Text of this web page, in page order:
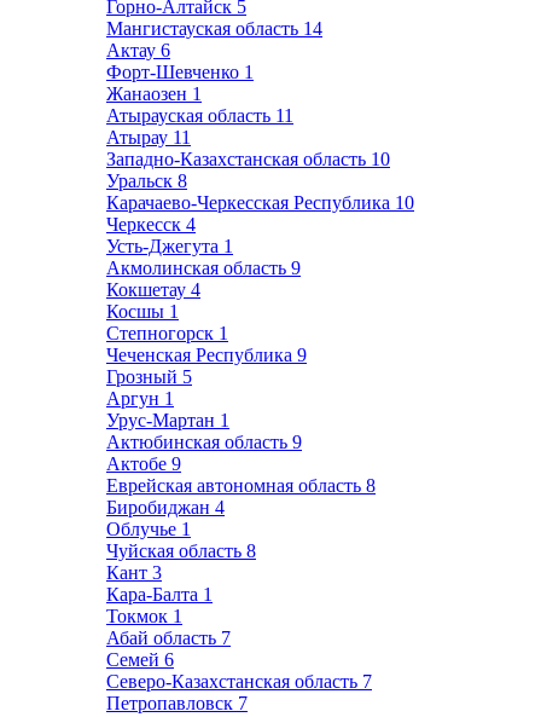
Горно-Алтайск 5
Мангистауская область 14
Актау 6
Форт-Шевченко 1
Жанаозен 1
Атырауская область 11
Атырау 11
Западно-Казахстанская область 10
Уральск 8
Карачаево-Черкесская Республика 10
Черкесск 4
Усть-Джегута 1
Акмолинская область 9
Кокшетау 4
Косшы 1
Степногорск 1
Чеченская Республика 9
Грозный 5
Аргун 1
Урус-Мартан 1
Актюбинская область 9
Актобе 9
Еврейская автономная область 8
Биробиджан 4
Облучье 1
Чуйская область 8
Кант 3
Кара-Балта 1
Токмок 1
Абай область 7
Семей 6
Северо-Казахстанская область 7
Петропавловск 7